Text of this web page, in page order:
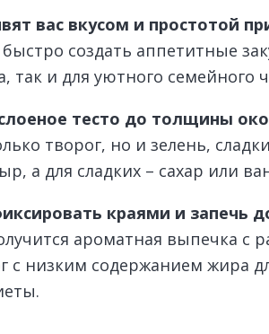
вас вкусом и простотой
создать аппетитные
так и для уютного семейного
тесто до толщины
творог, но и зелень,
а для сладких – сахар или
краями и запечь
ароматная выпечка
с низким содержанием жира